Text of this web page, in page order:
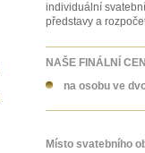
individuální
představy a
NAŠE FINÁLNÍ
na osobu ve
Místo svatebního